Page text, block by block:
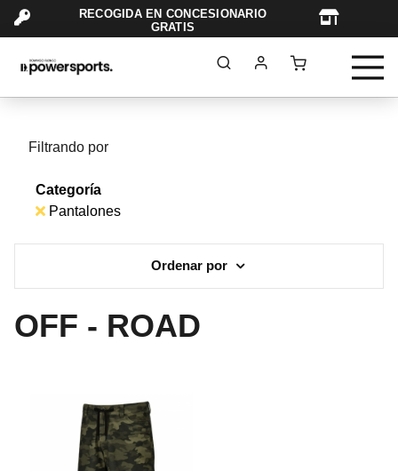
RECOGIDA EN CONCESIONARIO
GRATIS
Filtrando por
Categoría
Pantalones
Ordenar por
OFF - ROAD